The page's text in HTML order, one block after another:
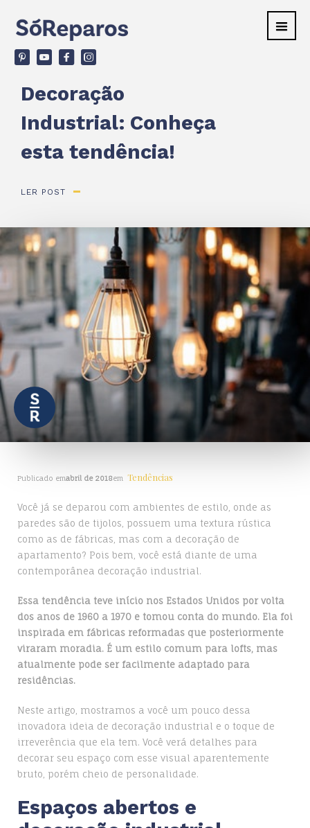
v ù F d
Decoração
Industrial: Conheça
esta tendência!
LER POST
Publicado emabril de 2018em Tendências
Você já se deparou com ambientes de estilo, onde as
paredes são de tijolos, possuem uma textura rústica
como as de fábricas, mas com a decoração de
apartamento? Pois bem, você está diante de uma
contemporânea decoração industrial.
Essa tendência teve início nos Estados Unidos por volta
dos anos de 1960 a 1970 e tomou conta do mundo. Ela foi
inspirada em fábricas reformadas que posteriormente
viraram moradia. É um estilo comum para lofts, mas
atualmente pode ser facilmente adaptado para
residências.
Neste artigo, mostramos a você um pouco dessa
inovadora ideia de decoração industrial e o toque de
irreverência que ela tem. Você verá detalhes para
decorar seu espaço com esse visual aparentemente
bruto, porém cheio de personalidade.
Espaços abertos e